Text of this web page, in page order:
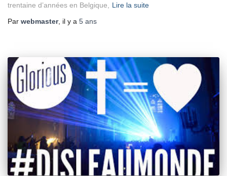
trentaine d’années en Belgique,
Lire la suite
Par webmaster, il y a 5 ans